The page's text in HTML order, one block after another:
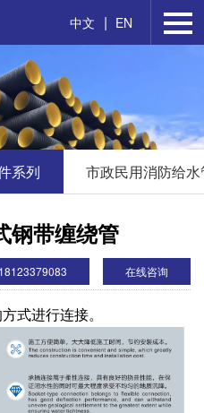
中文 | EN
系列 市政民用消防给
钢带缠绕管
在线咨询
式进行连接。